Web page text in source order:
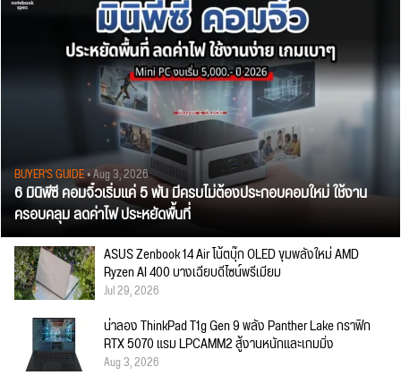
BUYER'S GUIDE• Aug 3, 2026
6 มินิพีซี คอมจิ๋วเริ่มแค่ 5 พัน มีครบไม่ต้องประกอบคอมใหม่ ใช้งาน
ครอบคลุม ลดค่าไฟ ประหยัดพื้นที่
ASUS Zenbook 14 Air โน้ตบุ๊ก OLED ขุมพลังใหม่ AMD
Ryzen AI 400 บางเฉียบดีไซน์พรีเมียม
Jul 29, 2026
น่าลอง ThinkPad T1g Gen 9 พลัง Panther Lake กราฟิก
RTX 5070 แรม LPCAMM2 สู้งานหนักและเกมมิ่ง
Aug 3, 2026